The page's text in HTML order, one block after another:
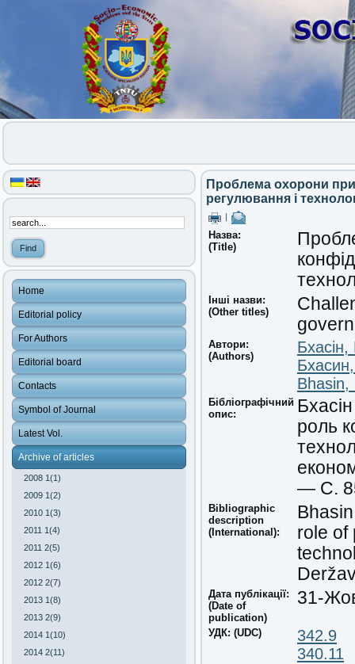
Home
Editorial policy
For Authors
Editorial board
Contacts
Symbol of Journal
Latest Vol.
Archive of articles
2008 1(1)
2009 1(2)
2010 1(3)
2011 1(4)
2011 2(5)
2012 1(6)
2012 2(7)
2013 1(8)
2013 2(9)
2014 1(10)
2014 2(11)
Проблема охорони
регулювання і
Назва:
(Title)
Інші назви:
(Other titles)
Автори:
(Authors)
Bhasin,
Бібліографічний
опис:
роль
— С.
Bibliographic
description
(International):
role of
Дата публікації:
(Date of
publication)
31-
УДК: (UDC)
342.9
340.11